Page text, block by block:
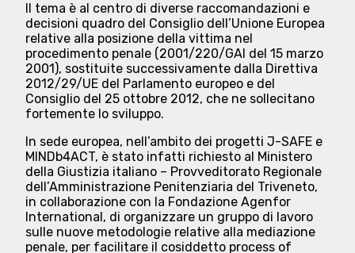
Il tema è al centro di diverse raccomandazioni e
decisioni quadro del Consiglio dell’Unione Europea
relative alla posizione della vittima nel
procedimento penale (2001/220/GAI del 15 marzo
2001), sostituite successivamente dalla Direttiva
2012/29/UE del Parlamento europeo e del
Consiglio del 25 ottobre 2012, che ne sollecitano
fortemente lo sviluppo.
In sede europea, nell’ambito dei progetti J-SAFE e
MINDb4ACT, è stato infatti richiesto al Ministero
della Giustizia italiano – Provveditorato Regionale
dell’Amministrazione Penitenziaria del Triveneto,
in collaborazione con la Fondazione Agenfor
International, di organizzare un gruppo di lavoro
sulle nuove metodologie relative alla mediazione
penale, per facilitare il cosiddetto process of